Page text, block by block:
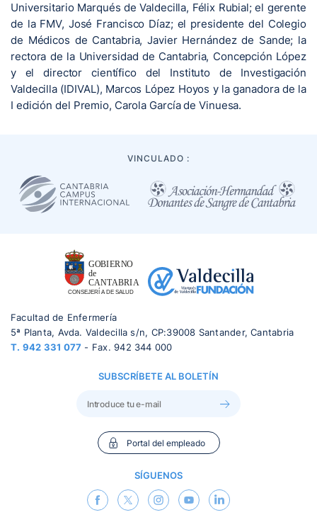
Universitario Marqués de Valdecilla, Félix Rubial; el gerente
de la FMV, José Francisco Díaz; el presidente del Colegio
de Médicos de Cantabria, Javier Hernández de Sande; la
rectora de la Universidad de Cantabria, Concepción López
y el director científico del Instituto de Investigación
Valdecilla (IDIVAL), Marcos López Hoyos y la ganadora de la
I edición del Premio, Carola García de Vinuesa.
VINCULADO :
Facultad de Enfermería
5ª Planta, Avda. Valdecilla s/n, CP:39008 Santander, Cantabria
T. 942 331 077 - Fax. 942 344 000
Portal del empleado
SÍGUENOS
SUBSCRÍBETE AL BOLETÍN